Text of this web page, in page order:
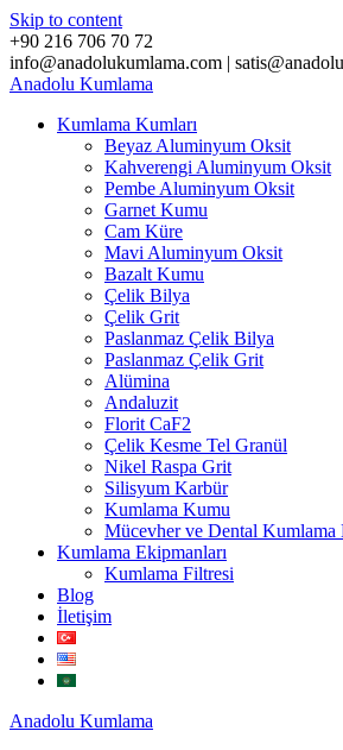
Skip to content
+90 216 706 70 72
info@anadolukumlama.com |
Anadolu Kumlama
Kumlama Kumları
Beyaz Aluminyum Oksit
Kahverengi Aluminyum Oksit
Pembe Aluminyum Oksit
Garnet Kumu
Cam Küre
Mavi Aluminyum Oksit
Bazalt Kumu
Çelik Bilya
Çelik Grit
Paslanmaz Çelik Bilya
Paslanmaz Çelik Grit
Alümina
Andaluzit
Florit CaF2
Çelik Kesme Tel Granül
Nikel Raspa Grit
Silisyum Karbür
Kumlama Kumu
Mücevher ve Dental Kumlama
Kumlama Ekipmanları
Kumlama Filtresi
Blog
İletişim
Anadolu Kumlama